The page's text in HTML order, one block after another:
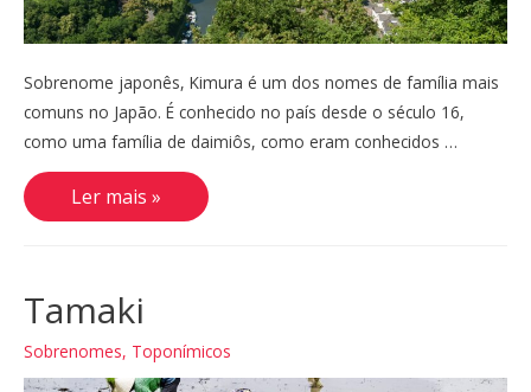
Sobrenome japonês, Kimura é um dos nomes de família mais
comuns no Japão. É conhecido no país desde o século 16,
como uma família de daimiôs, como eram conhecidos …
Kimura
Ler mais »
Tamaki
Sobrenomes, Toponímicos